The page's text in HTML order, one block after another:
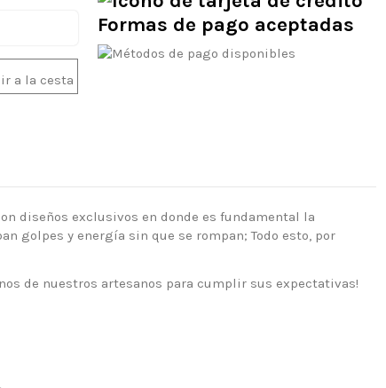
a la cesta
Formas de pago aceptadas
diseños exclusivos en donde es fundamental la
golpes y energía sin que se rompan; Todo esto, por
de nuestros artesanos para cumplir sus expectativas!